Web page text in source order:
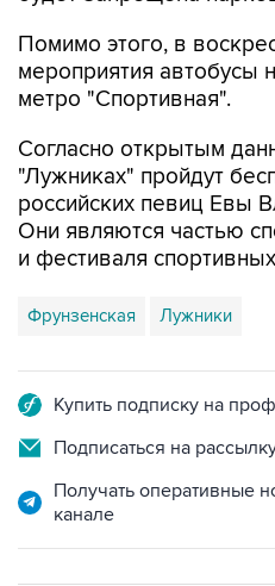
Помимо этого, в
мероприятия автобусы
метро "Спортивная".
Согласно открытым
"Лужниках" пройдут
российских певиц Евы
Они являются частью
и фестиваля
Фрунзенская Лужники
Купить подписку на
Подписаться на
Получать оперативные
канале